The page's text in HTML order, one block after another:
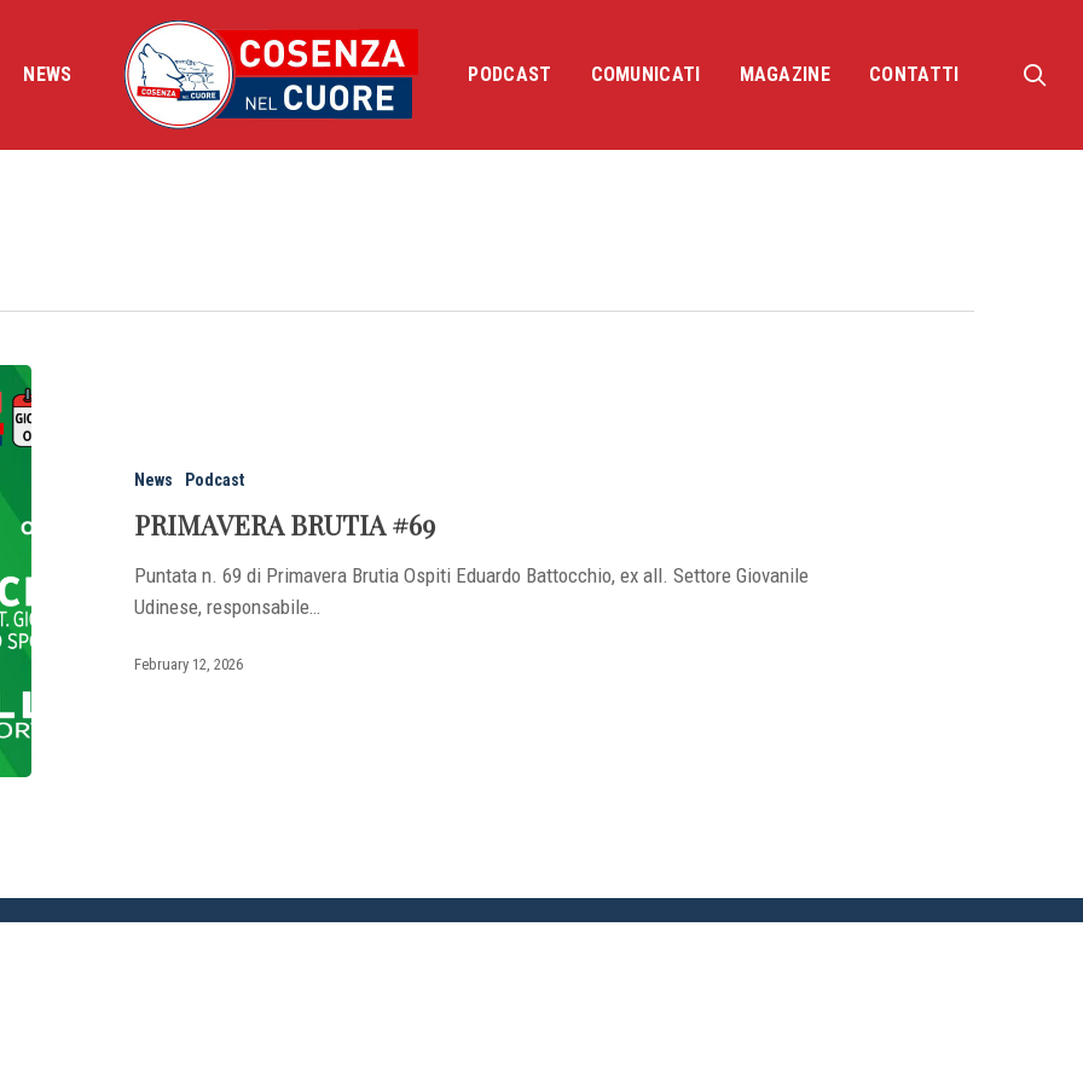
NEWS PODCAST COMUNICATI MAGAZINE CONTATTI
News Podcast
PRIMAVERA BRUTIA #69
Puntata n. 69 di Primavera Brutia Ospiti Eduardo Battocchio, ex all. Settore Giovanile
Udinese, responsabile…
February 12, 2026